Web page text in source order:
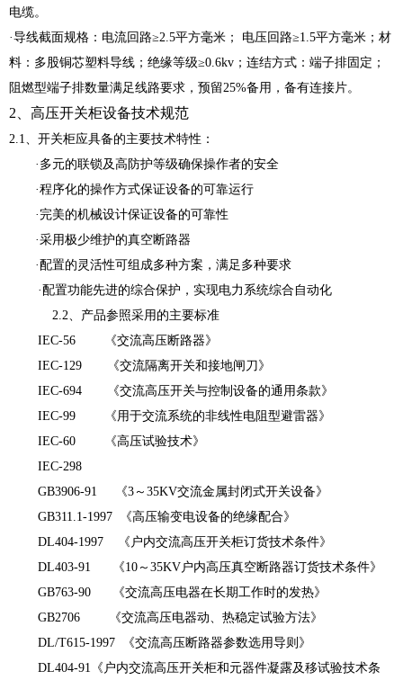
电缆。
·导线截面规格：电流回路≥2.5平方毫米； 电压回路≥1.5平方毫米；材
料：多股铜芯塑料导线；绝缘等级≥0.6kv；连结方式：端子排固定；
阻燃型端子排数量满足线路要求，预留25%备用，备有连接片。
2 、高压开关柜设备技术规范
2.1、开关柜应具备的主要技术特性：
·多元的联锁及高防护等级确保操作者的安全
·程序化的操作方式保证设备的可靠运行
·完美的机械设计保证设备的可靠性
·采用极少维护的真空断路器
·配置的灵活性可组成多种方案，满足多种要求
·配置功能先进的综合保护，实现电力系统综合自动化
2.2、产品参照采用的主要标准
IEC-56 《交流高压断路器》
IEC-129 《交流隔离开关和接地闸刀》
IEC-694 《交流高压开关与控制设备的通用条款》
IEC-99 《用于交流系统的非线性电阻型避雷器》
IEC-60 《高压试验技术》
IEC-298
GB3906-91 《3～35KV交流金属封闭式开关设备》
GB311.1-1997 《高压输变电设备的绝缘配合》
DL404-1997 《户内交流高压开关柜订货技术条件》
DL403-91 《10～35KV户内高压真空断路器订货技术条件》
GB763-90 《交流高压电器在长期工作时的发热》
GB2706 《交流高压电器动、热稳定试验方法》
DL/T615-1997 《交流高压断路器参数选用导则》
DL404-91《户内交流高压开关柜和元器件凝露及移试验技术条